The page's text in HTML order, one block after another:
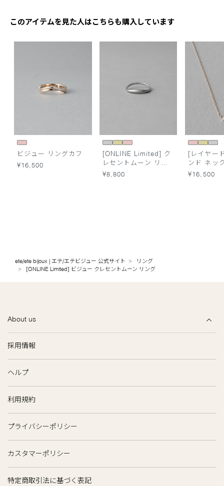
このアイテムを見た人はこちらも購入しています
ビジュー リングカフ
¥16,500
[ONLINE Limited] ク
レセントムーン リン
グ
¥8,800
[レイヤー
ンド ネッ
¥16,500
ete/ete bijoux | エテ/エテビジュー 公式サイト
リング
[ONLINE Limited] ビジュー クレセントムーン リング
About us
採用情報
ヘルプ
利用規約
プライバシーポリシー
カスタマーポリシー
特定商取引法に基づく表記